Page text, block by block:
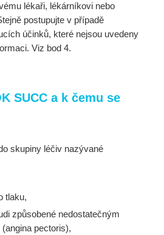
lékaři, lékárníkovi nebo
postupujte v případě
účinků, které nejsou uvedeny
Viz bod 4.
SUCC a k čemu se
skupiny léčiv nazývané
tlaku,
způsobené nedostatečným
pectoris),